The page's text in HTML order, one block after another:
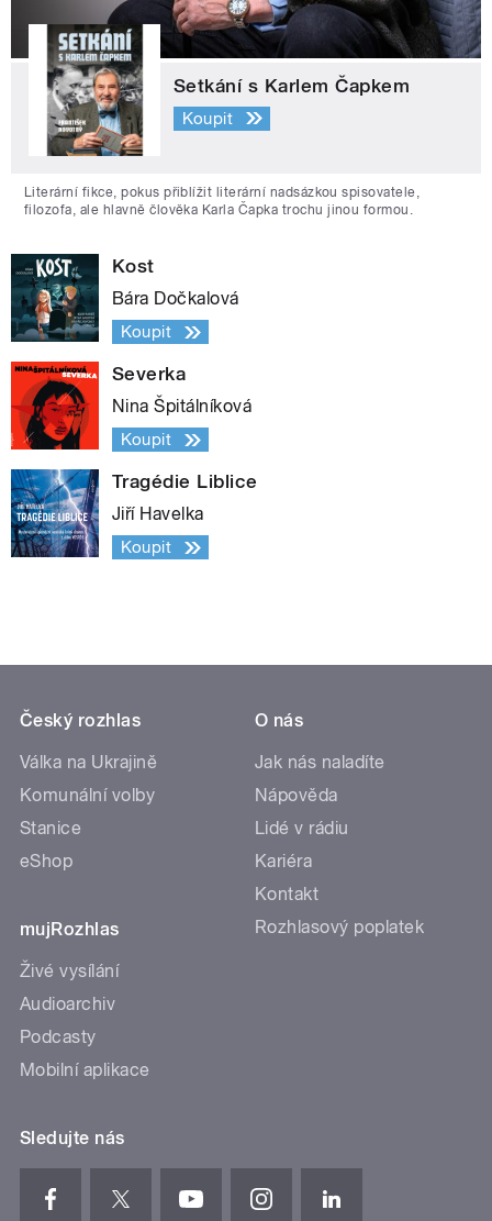
Setkání s Karlem Čapkem
Koupit
Literární fikce, pokus přiblížit literární nadsázkou spisovatele,
filozofa, ale hlavně člověka Karla Čapka trochu jinou formou.
Kost
Bára Dočkalová
Koupit
Severka
Nina Špitálníková
Koupit
Tragédie Liblice
Jiří Havelka
Koupit
Český rozhlas
Válka na Ukrajině
Komunální volby
Stanice
eShop
mujRozhlas
Živé vysílání
Audioarchiv
Podcasty
Mobilní aplikace
O nás
Jak nás naladíte
Nápověda
Lidé v rádiu
Kariéra
Kontakt
Rozhlasový poplatek
Sledujte nás